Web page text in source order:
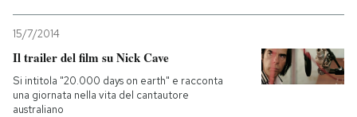
15/7/2014
Il trailer del film su Nick Cave
Si intitola "20.000 days on earth" e racconta
una giornata nella vita del cantautore
australiano